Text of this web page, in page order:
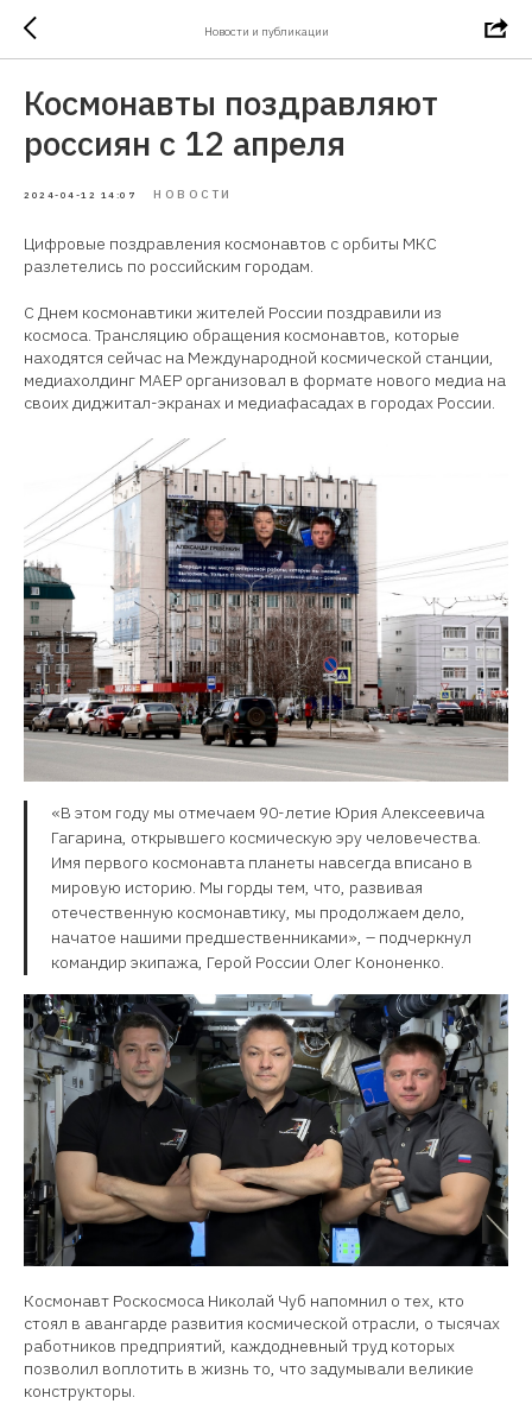
Новости и публикации
Космонавты поздравляют
россиян с 12 апреля
2024-04-12 14:07 НОВОСТИ
Цифровые поздравления космонавтов с орбиты МКС
разлетелись по российским городам.
С Днем космонавтики жителей России поздравили из
космоса. Трансляцию обращения космонавтов, которые
находятся сейчас на Международной космической станции,
медиахолдинг МАЕР организовал в формате нового медиа на
своих диджитал-экранах и медиафасадах в городах России.
«В этом году мы отмечаем 90-летие Юрия Алексеевича
Гагарина, открывшего космическую эру человечества.
Имя первого космонавта планеты навсегда вписано в
мировую историю. Мы горды тем, что, развивая
отечественную космонавтику, мы продолжаем дело,
начатое нашими предшественниками», – подчеркнул
командир экипажа, Герой России Олег Кононенко.
Космонавт Роскосмоса Николай Чуб напомнил о тех, кто
стоял в авангарде развития космической отрасли, о тысячах
работников предприятий, каждодневный труд которых
позволил воплотить в жизнь то, что задумывали великие
конструкторы.